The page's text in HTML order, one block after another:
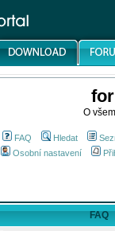
O
FAQ Hledat
Osobní nastavení
FAQ